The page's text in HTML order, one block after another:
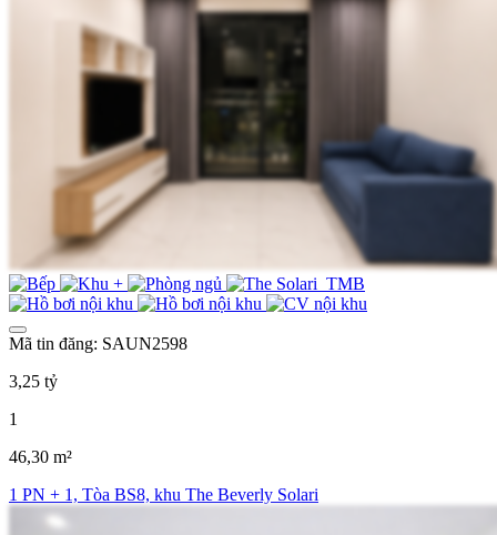
Mã tin đăng: SAUN2598
3,25 tỷ
1
46,30 m²
1 PN + 1, Tòa BS8, khu The Beverly Solari